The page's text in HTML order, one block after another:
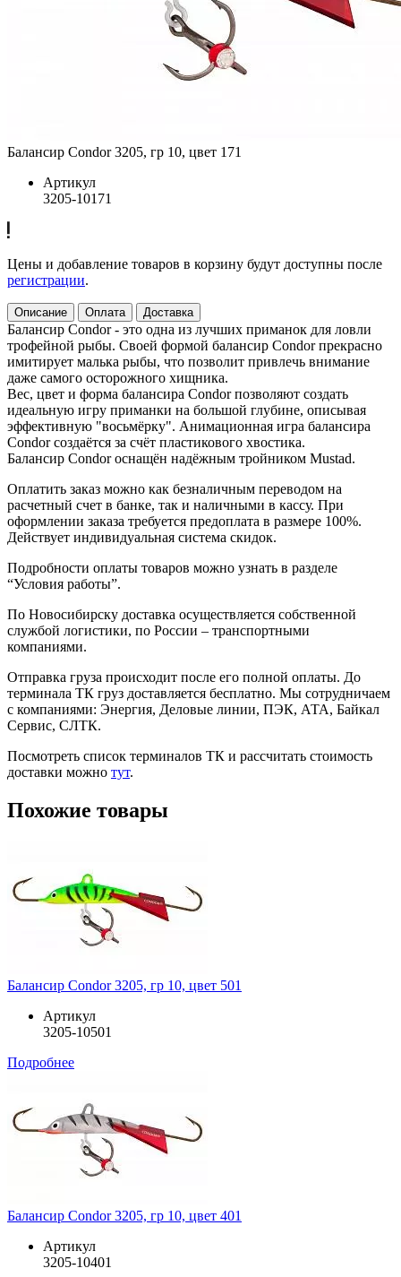
Балансир Condor 3205, гр 10, цвет 171
Артикул
3205-10171
Цены и добавление товаров в корзину будут доступны после
регистрации.
Описание Оплата Доставка
Балансир Condor - это одна из лучших приманок для ловли
трофейной рыбы. Своей формой балансир Condor прекрасно
имитирует малька рыбы, что позволит привлечь внимание
даже самого осторожного хищника.
Вес, цвет и форма балансира Condor позволяют создать
идеальную игру приманки на большой глубине, описывая
эффективную "восьмёрку". Анимационная игра балансира
Condor создаётся за счёт пластикового хвостика.
Балансир Condor оснащён надёжным тройником Mustad.
Оплатить заказ можно как безналичным переводом на
расчетный счет в банке, так и наличными в кассу. При
оформлении заказа требуется предоплата в размере 100%.
Действует индивидуальная система скидок.
Подробности оплаты товаров можно узнать в разделе
“Условия работы”.
По Новосибирску доставка осуществляется собственной
службой логистики, по России – транспортными
компаниями.
Отправка груза происходит после его полной оплаты. До
терминала ТК груз доставляется бесплатно. Мы сотрудничаем
с компаниями: Энергия, Деловые линии, ПЭК, АТА, Байкал
Сервис, СЛТК.
Посмотреть список терминалов ТК и рассчитать стоимость
доставки можно тут.
Похожие товары
Балансир Condor 3205, гр 10, цвет 501
Артикул
3205-10501
Подробнее
Балансир Condor 3205, гр 10, цвет 401
Артикул
3205-10401